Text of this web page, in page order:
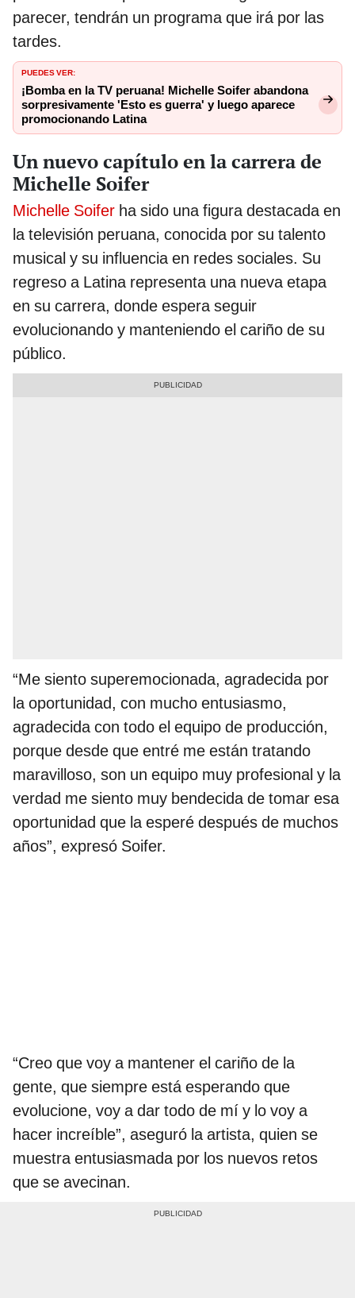
parecer, tendrán un programa que irá por las
tardes.
PUEDES VER:
¡Bomba en la TV peruana! Michelle Soifer abandona
sorpresivamente 'Esto es guerra' y luego aparece
promocionando Latina
Un nuevo capítulo en la carrera de
Michelle Soifer
Michelle Soifer ha sido una figura destacada en
la televisión peruana, conocida por su talento
musical y su influencia en redes sociales. Su
regreso a Latina representa una nueva etapa
en su carrera, donde espera seguir
evolucionando y manteniendo el cariño de su
público.
“Me siento superemocionada, agradecida por
la oportunidad, con mucho entusiasmo,
agradecida con todo el equipo de producción,
porque desde que entré me están tratando
maravilloso, son un equipo muy profesional y la
verdad me siento muy bendecida de tomar esa
oportunidad que la esperé después de muchos
años”, expresó Soifer.
“Creo que voy a mantener el cariño de la
gente, que siempre está esperando que
evolucione, voy a dar todo de mí y lo voy a
hacer increíble”, aseguró la artista, quien se
muestra entusiasmada por los nuevos retos
que se avecinan.